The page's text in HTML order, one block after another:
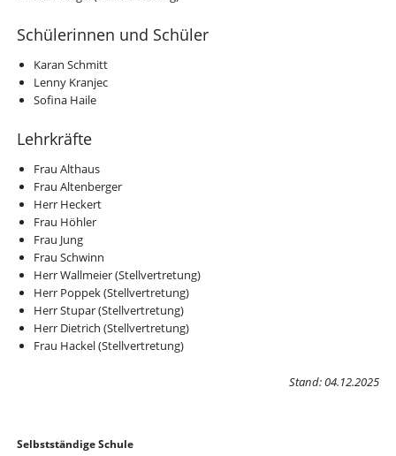
Schülerinnen und Schüler
Karan Schmitt
Lenny Kranjec
Sofina Haile
Lehrkräfte
Frau Althaus
Frau Altenberger
Herr Heckert
Frau Höhler
Frau Jung
Frau Schwinn
Herr Wallmeier (Stellvertretung)
Herr Poppek (Stellvertretung)
Herr Stupar (Stellvertretung)
Herr Dietrich (Stellvertretung)
Frau Hackel (Stellvertretung)
Stand: 04.12.2025
Navigation
Selbstständige Schule